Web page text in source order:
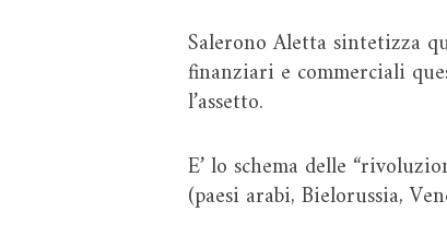
Salerono Aletta sintetizza
finanziari e commerciali
l’assetto.
E’ lo schema delle
(paesi arabi, Bielorussia,